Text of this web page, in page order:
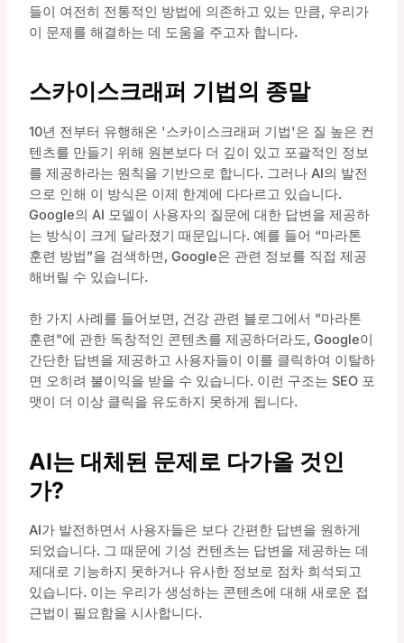
들이 여전히 전통적인 방법에 의존하고 있는 만큼, 우리가
이 문제를 해결하는 데 도움을 주고자 합니다.
스카이스크래퍼 기법의 종말
10년 전부터 유행해온 '스카이스크래퍼 기법'은 질 높은 컨
텐츠를 만들기 위해 원본보다 더 깊이 있고 포괄적인 정보
를 제공하라는 원칙을 기반으로 합니다. 그러나 AI의 발전
으로 인해 이 방식은 이제 한계에 다다르고 있습니다.
Google의 AI 모델이 사용자의 질문에 대한 답변을 제공하
는 방식이 크게 달라졌기 때문입니다. 예를 들어 “마라톤
훈련 방법”을 검색하면, Google은 관련 정보를 직접 제공
해버릴 수 있습니다.
한 가지 사례를 들어보면, 건강 관련 블로그에서 "마라톤
훈련"에 관한 독창적인 콘텐츠를 제공하더라도, Google이
간단한 답변을 제공하고 사용자들이 이를 클릭하여 이탈하
면 오히려 불이익을 받을 수 있습니다. 이런 구조는 SEO 포
맷이 더 이상 클릭을 유도하지 못하게 됩니다.
AI는 대체된 문제로 다가올 것인
가?
AI가 발전하면서 사용자들은 보다 간편한 답변을 원하게
되었습니다. 그 때문에 기성 컨텐츠는 답변을 제공하는 데
제대로 기능하지 못하거나 유사한 정보로 점차 희석되고
있습니다. 이는 우리가 생성하는 콘텐츠에 대해 새로운 접
근법이 필요함을 시사합니다.